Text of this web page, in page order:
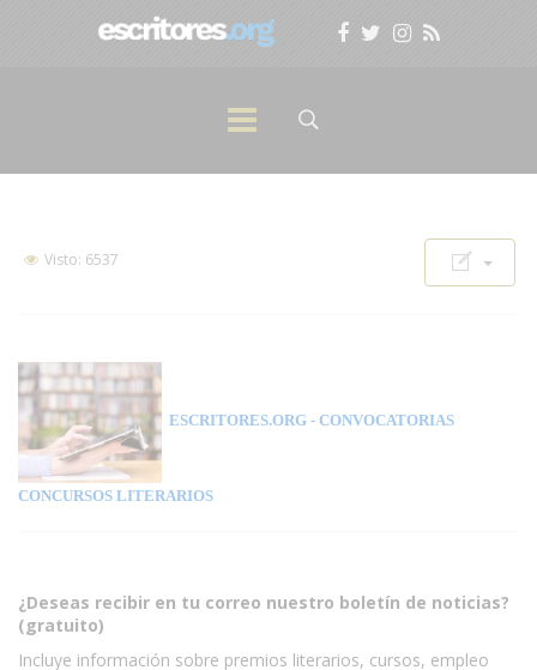
Visto: 6537
ESCRITORES.ORG - CONVOCATORIAS
CONCURSOS LITERARIOS
¿Deseas recibir en tu correo nuestro boletín de noticias?
(gratuito)
Incluye información sobre premios literarios, cursos, empleo